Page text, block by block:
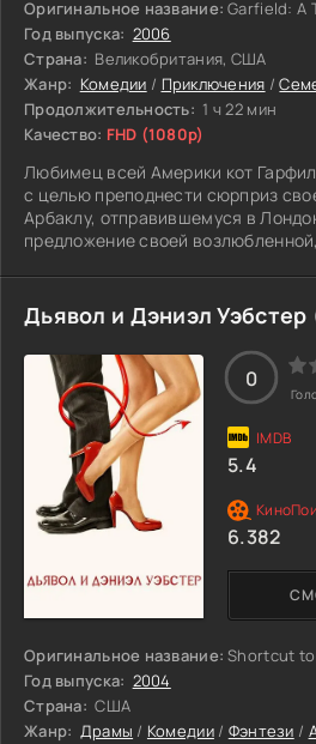
Оригинальное название: Garfield: A
Год выпуска: 2006
Страна: Великобритания, США
Жанр: Комедии / Приключения /
Продолжительность: 1 ч 22 мин
Качество: FHD (1080p)
Любимец всей Америки кот
с целью преподнести сюрприз
Арбаклу, отправившемуся в
предложение своей
меняется местами со своим
принадлежащим королевской
Дьявол и Дэниэл Уэбстер
Оригинальное название: Shortcut
Год выпуска: 2004
Страна: США
Жанр: Драмы / Комедии/ Фэнтези /
0
5.4
6.382